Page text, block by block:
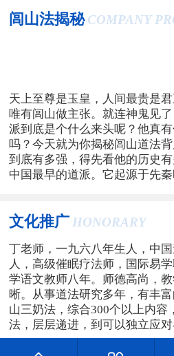
闾山法揭秘 COMPANY
天上至尊是玉皇，人间最贵是
唯有闾山做主张。就连神鬼见
派到底是个什么来头呢？他真
吗？今天就为你揭秘闾山道法
到底有多强，得先看他的历史
中国最早的道派。它起源于先
文化推广 HONORARY
丁老师，一九六八年生人，中
人，高级催眠疗法师，国际易
学语文教师八年。师德高尚，
晰。从事道法研究多年，有丰
山三奶法，综合300个以上内容
法，层层递进，到可以独立应